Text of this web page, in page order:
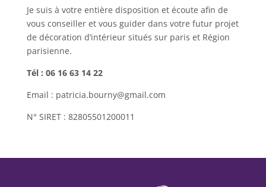
Je suis à votre entière disposition et écoute afin de
vous conseiller et vous guider dans votre futur projet
de décoration d’intérieur situés sur paris et Région
parisienne.
Tél : 06 16 63 14 22
Email : patricia.bourny@gmail.com
N° SIRET : 82805501200011